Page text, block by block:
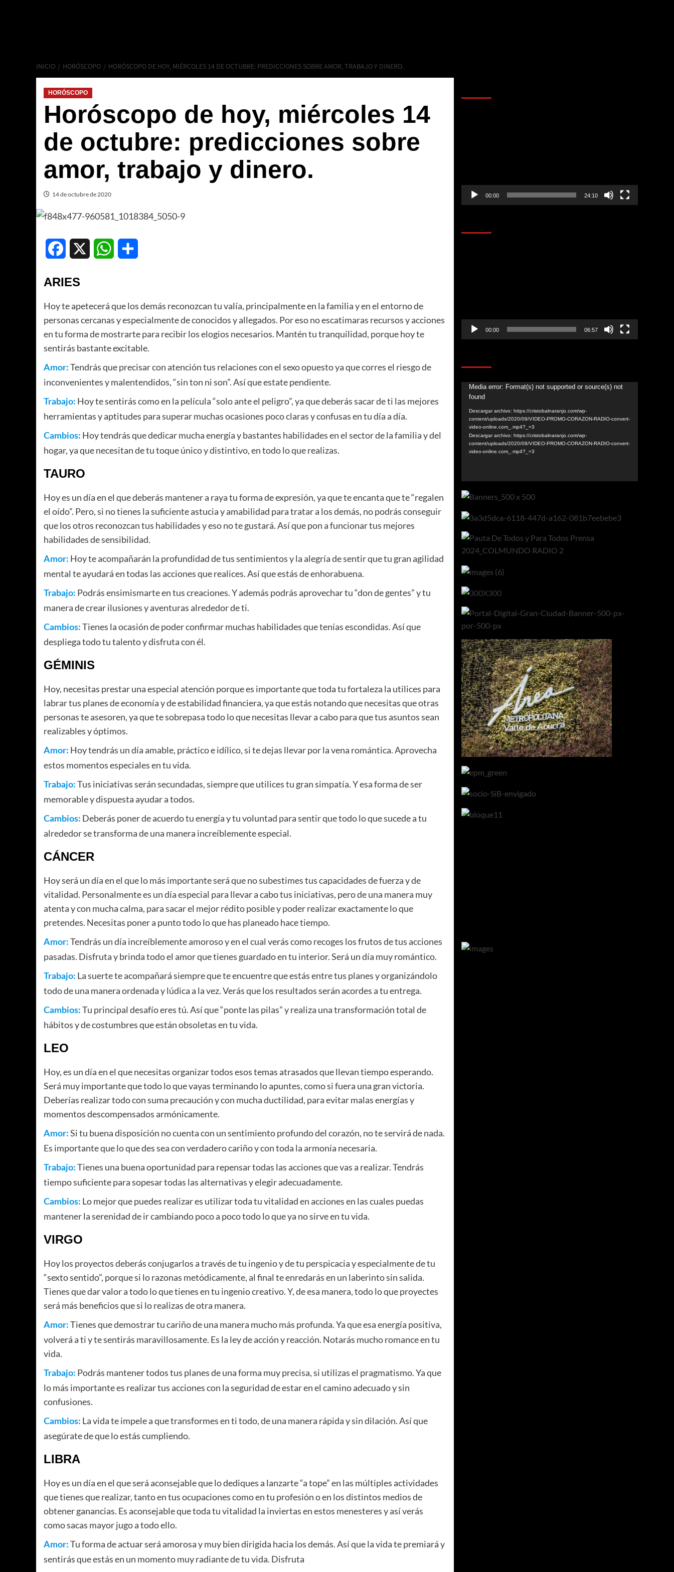
INICIO HORÓSCOPO HORÓSCOPO DE HOY, MIÉRCOLES 14 DE OCTUBRE: PREDICCIONES SOBRE AMOR, TRABAJO Y DINERO.
HORÓSCOPO
Horóscopo de hoy, miércoles 14
de octubre: predicciones sobre
amor, trabajo y dinero.
14 de octubre de 2020
Facebook WhatsApp
ARIES
Hoy te apetecerá que los demás reconozcan tu valía, principalmente en la familia y en el entorno de
personas cercanas y especialmente de conocidos y allegados. Por eso no escatimaras recursos y acciones
en tu forma de mostrarte para recibir los elogios necesarios. Mantén tu tranquilidad, porque hoy te
sentirás bastante excitable.
Amor: Tendrás que precisar con atención tus relaciones con el sexo opuesto ya que corres el riesgo de
inconvenientes y malentendidos, “sin ton ni son”. Así que estate pendiente.
Trabajo: Hoy te sentirás como en la película “solo ante el peligro”, ya que deberás sacar de ti las mejores
herramientas y aptitudes para superar muchas ocasiones poco claras y confusas en tu día a día.
Cambios: Hoy tendrás que dedicar mucha energía y bastantes habilidades en el sector de la familia y del
hogar, ya que necesitan de tu toque único y distintivo, en todo lo que realizas.
TAURO
Hoy es un día en el que deberás mantener a raya tu forma de expresión, ya que te encanta que te “regalen
el oído”. Pero, si no tienes la suficiente astucia y amabilidad para tratar a los demás, no podrás conseguir
que los otros reconozcan tus habilidades y eso no te gustará. Así que pon a funcionar tus mejores
habilidades de sensibilidad.
Amor: Hoy te acompañarán la profundidad de tus sentimientos y la alegría de sentir que tu gran agilidad
mental te ayudará en todas las acciones que realices. Así que estás de enhorabuena.
Trabajo: Podrás ensimismarte en tus creaciones. Y además podrás aprovechar tu “don de gentes” y tu
manera de crear ilusiones y aventuras alrededor de ti.
Cambios: Tienes la ocasión de poder confirmar muchas habilidades que tenías escondidas. Así que
despliega todo tu talento y disfruta con él.
GÉMINIS
Hoy, necesitas prestar una especial atención porque es importante que toda tu fortaleza la utilices para
labrar tus planes de economía y de estabilidad financiera, ya que estás notando que necesitas que otras
personas te asesoren, ya que te sobrepasa todo lo que necesitas llevar a cabo para que tus asuntos sean
realizables y óptimos.
Amor: Hoy tendrás un día amable, práctico e idílico, si te dejas llevar por la vena romántica. Aprovecha
estos momentos especiales en tu vida.
Trabajo: Tus iniciativas serán secundadas, siempre que utilices tu gran simpatía. Y esa forma de ser
memorable y dispuesta ayudar a todos.
Cambios: Deberás poner de acuerdo tu energía y tu voluntad para sentir que todo lo que sucede a tu
alrededor se transforma de una manera increíblemente especial.
CÁNCER
Hoy será un día en el que lo más importante será que no subestimes tus capacidades de fuerza y de
vitalidad. Personalmente es un día especial para llevar a cabo tus iniciativas, pero de una manera muy
atenta y con mucha calma, para sacar el mejor rédito posible y poder realizar exactamente lo que
pretendes. Necesitas poner a punto todo lo que has planeado hace tiempo.
Amor: Tendrás un día increíblemente amoroso y en el cual verás como recoges los frutos de tus acciones
pasadas. Disfruta y brinda todo el amor que tienes guardado en tu interior. Será un día muy romántico.
Trabajo: La suerte te acompañará siempre que te encuentre que estás entre tus planes y organizándolo
todo de una manera ordenada y lúdica a la vez. Verás que los resultados serán acordes a tu entrega.
Cambios: Tu principal desafío eres tú. Así que “ponte las pilas” y realiza una transformación total de
hábitos y de costumbres que están obsoletas en tu vida.
LEO
Hoy, es un día en el que necesitas organizar todos esos temas atrasados que llevan tiempo esperando.
Será muy importante que todo lo que vayas terminando lo apuntes, como si fuera una gran victoria.
Deberías realizar todo con suma precaución y con mucha ductilidad, para evitar malas energías y
momentos descompensados armónicamente.
Amor: Si tu buena disposición no cuenta con un sentimiento profundo del corazón, no te servirá de nada.
Es importante que lo que des sea con verdadero cariño y con toda la armonía necesaria.
Trabajo: Tienes una buena oportunidad para repensar todas las acciones que vas a realizar. Tendrás
tiempo suficiente para sopesar todas las alternativas y elegir adecuadamente.
Cambios: Lo mejor que puedes realizar es utilizar toda tu vitalidad en acciones en las cuales puedas
mantener la serenidad de ir cambiando poco a poco todo lo que ya no sirve en tu vida.
VIRGO
Hoy los proyectos deberás conjugarlos a través de tu ingenio y de tu perspicacia y especialmente de tu
“sexto sentido”, porque si lo razonas metódicamente, al final te enredarás en un laberinto sin salida.
Tienes que dar valor a todo lo que tienes en tu ingenio creativo. Y, de esa manera, todo lo que proyectes
será más beneficios que si lo realizas de otra manera.
Amor: Tienes que demostrar tu cariño de una manera mucho más profunda. Ya que esa energía positiva,
volverá a ti y te sentirás maravillosamente. Es la ley de acción y reacción. Notarás mucho romance en tu
vida.
Trabajo: Podrás mantener todos tus planes de una forma muy precisa, si utilizas el pragmatismo. Ya que
lo más importante es realizar tus acciones con la seguridad de estar en el camino adecuado y sin
confusiones.
Cambios: La vida te impele a que transformes en ti todo, de una manera rápida y sin dilación. Así que
asegúrate de que lo estás cumpliendo.
LIBRA
Hoy es un día en el que será aconsejable que lo dediques a lanzarte “a tope” en las múltiples actividades
que tienes que realizar, tanto en tus ocupaciones como en tu profesión o en los distintos medios de
obtener ganancias. Es aconsejable que toda tu vitalidad la inviertas en estos menesteres y así verás
como sacas mayor jugo a todo ello.
Amor: Tu forma de actuar será amorosa y muy bien dirigida hacia los demás. Así que la vida te premiará y
sentirás que estás en un momento muy radiante de tu vida. Disfruta
00:00 24:10
00:00 06:57
Reproductor
vídeo
Media error: Format(s) not supported or source(s) not
found
Descargar archivo: https://cristobalnaranjo.com/wp-
content/uploads/2020/09/VIDEO-PROMO-CORAZON-RADIO-convert-
video-online.com_.mp4?_=3
Descargar archivo: https://cristobalnaranjo.com/wp-
content/uploads/2020/09/VIDEO-PROMO-CORAZON-RADIO-convert-
video-online.com_.mp4?_=3